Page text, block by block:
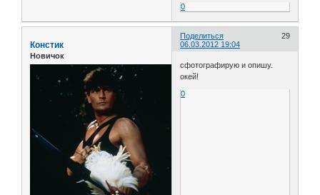
0
Поделиться
29
06.03.2012 19:04
Констик
Новичок
сфотографирую и опишу.
окей!
0